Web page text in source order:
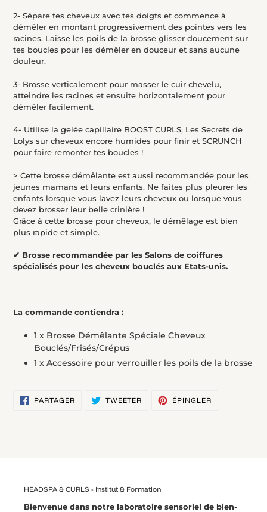
2- Sépare tes cheveux avec tes doigts et commence à
démêler en montant progressivement des pointes vers les
racines. Laisse les poils de la brosse glisser doucement sur
tes boucles pour les démêler en douceur et sans aucune
douleur.
3- Brosse verticalement pour masser le cuir chevelu,
atteindre les racines et ensuite horizontalement pour
démêler facilement.
4- Utilise la gelée capillaire BOOST CURLS, Les Secrets de
Lolys sur cheveux encore humides pour finir et SCRUNCH
pour faire remonter tes boucles !
> Cette brosse démêlante est aussi recommandée pour les
jeunes mamans et leurs enfants. Ne faites plus pleurer les
enfants lorsque vous lavez leurs cheveux ou lorsque vous
devez brosser leur belle crinière !
Grâce à cette brosse pour cheveux, le démêlage est bien
plus rapide et simple.
✔ Brosse recommandée par les Salons de coiffures
spécialisés pour les cheveux bouclés aux Etats-unis.
La commande contiendra :
1 x Brosse Démêlante Spéciale Cheveux
Bouclés/Frisés/Crépus
1 x Accessoire pour verrouiller les poils de la brosse
PARTAGERPARTAGER
SUR
TWEETER TWEETERÉPINGLER
HEADSPA & CURLS - Institut & Formation
Bienvenue dans notre laboratoire sensoriel de bien-